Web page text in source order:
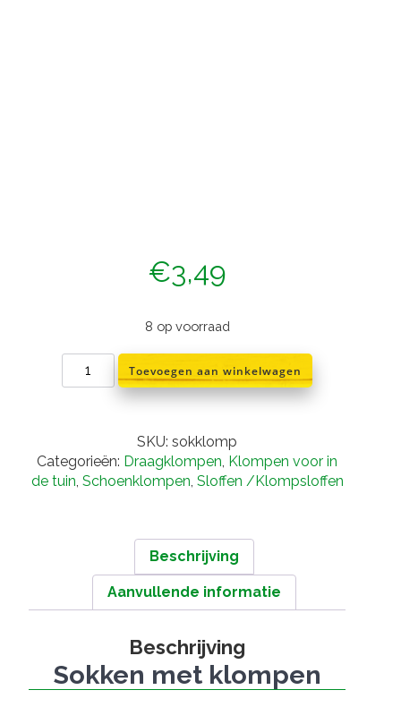
€3,49
8 op voorraad
Sokken
met
klompen
Toevoegen aan winkelwagen
SKU: sokklomp
Categorieën: Draagklompen, Klompen voor in
de tuin, Schoenklompen, Sloffen /Klompsloffen
Beschrijving
Aanvullende informatie
Beschrijving
Sokken met klompen